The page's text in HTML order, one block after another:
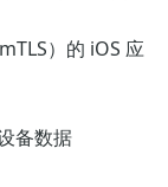
）的 iOS 应
备数据